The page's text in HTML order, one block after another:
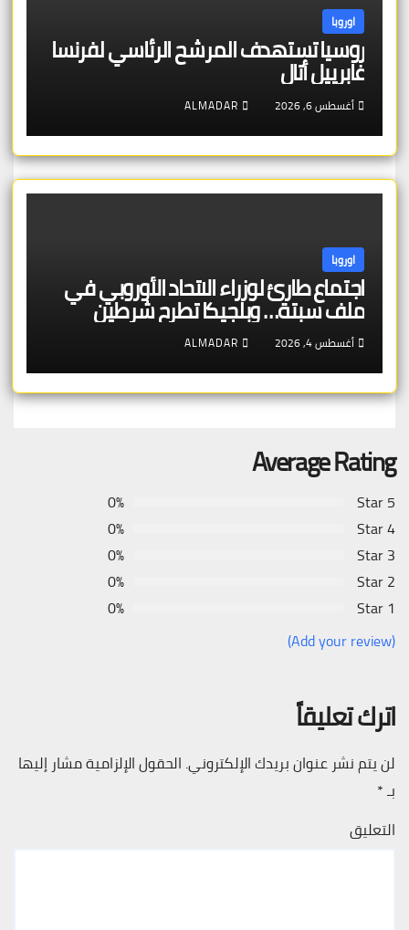
اوروبا
روسيا تستهدف المرشح الرئاسي لفرنسا
غابرييل أتال
أغسطس 6, 2026 ALMADAR
اوروبا
اجتماع طارئ لوزراء الاتحاد الأوروبي في
ملف سبتة… وبلجيكا تطرح شرطين
أغسطس 4, 2026 ALMADAR
Average Rating
5 Star
0%
4 Star
0%
3 Star
0%
2 Star
0%
1 Star
0%
(Add your review)
اترك تعليقاً
لن يتم نشر عنوان بريدك الإلكتروني. الحقول الإلزامية مشار إليها
بـ*
التعليق